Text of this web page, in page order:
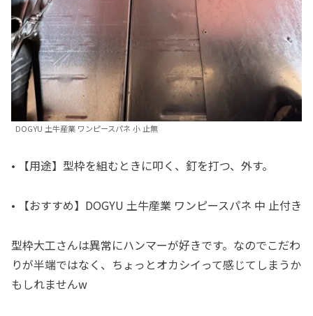
DOGYU 土牛産業 ワンピースパネ 小 止無
• 【用途】型枠を組むときに叩く、釘を打つ、外す。
• 【おすすめ】DOGYU 土牛産業 ワンピースパネ 中 止付き
型枠大工さんは異常にハンマーが好きです。なのでこだわ
りが半端ではなく、ちょっとオカシイって感じてしまうか
もしれませんw